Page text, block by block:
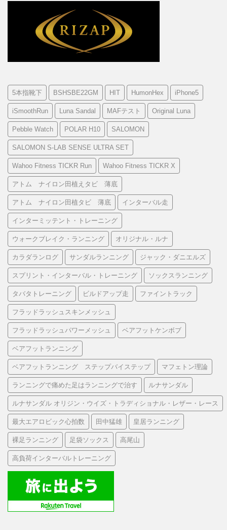
5本指靴下 BSHSBE22GM HIT HumonHex iPhone5
iSmoothRun Luna Sandal MAFテスト Original Luna
Pebble Watch POLAR H10 SALOMON
SALOMON S-LAB SENSE ULTRA SET
Wahoo Fitness TICKR Run Wahoo Fitness TICKR X
アトム ナイロン田植えタビ 薄底
アトム ナイロン田植タビ 薄底 インターバル走
インターミッテント・トレーニング
ウォークブレイク・ランニング オリジナル・ルナ
カラダランログ サンダルランニング ジャック・ダニエルズ
スプリント・インターバル・トレーニング ソックスランニング
タバタトレーニング ビルドアップ走 ファイントラック
フラッドラッシュスキンメッシュ
フラッドラッシュパワーメッシュ ベアフットケンボブ
ベアフットランニング
ベアフットランニング ステップバイステップ マフェトン理論
ランニングで痛めた足はランニングで治す ルナサンダル
ルナサンダル オリジン・ウイズ・トラディショナル・レザー・レース
最大エアロビック心拍数 田中猛雄 皇居ランニング
裸足ランニング 足袋ソックス 高尾山
高負荷インターバルトレーニング